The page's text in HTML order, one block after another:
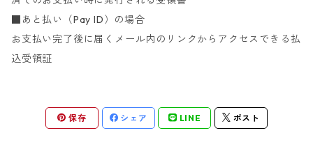
■あと払い（Pay ID）の場合
お支払い完了後に届くメール内のリンクからアクセスできる払
込受領証
保存 シェア LINE ポスト